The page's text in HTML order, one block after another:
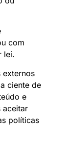
com
lei.
externos
ciente de
e
aceitar
políticas